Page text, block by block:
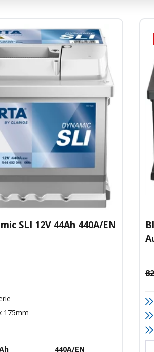
SLI 12V 44Ah 440A/EN
175mm
440A/EN